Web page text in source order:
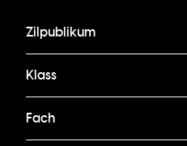
Zilpublikum
Klass
Fach